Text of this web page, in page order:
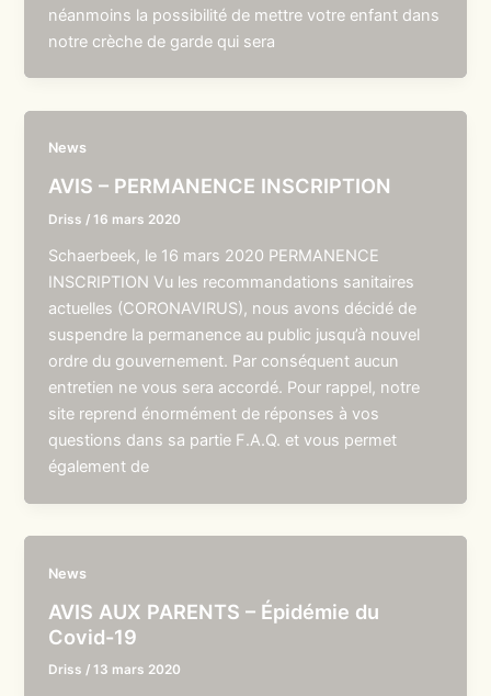
néanmoins la possibilité de mettre votre enfant dans
notre crèche de garde qui sera
News
AVIS – PERMANENCE INSCRIPTION
Driss /16 mars 2020
Schaerbeek, le 16 mars 2020 PERMANENCE
INSCRIPTION Vu les recommandations sanitaires
actuelles (CORONAVIRUS), nous avons décidé de
suspendre la permanence au public jusqu’à nouvel
ordre du gouvernement. Par conséquent aucun
entretien ne vous sera accordé. Pour rappel, notre
site reprend énormément de réponses à vos
questions dans sa partie F.A.Q. et vous permet
également de
News
AVIS AUX PARENTS – Épidémie du
Covid-19
Driss /13 mars 2020